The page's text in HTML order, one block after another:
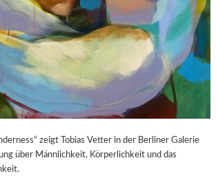
zeigt Tobias Vetter in der Berliner Galerie
über Männlichkeit, Körperlichkeit und das